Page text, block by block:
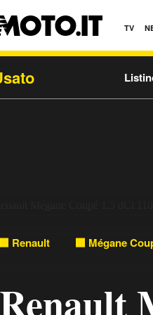
TV
Renault Mégane
Renault